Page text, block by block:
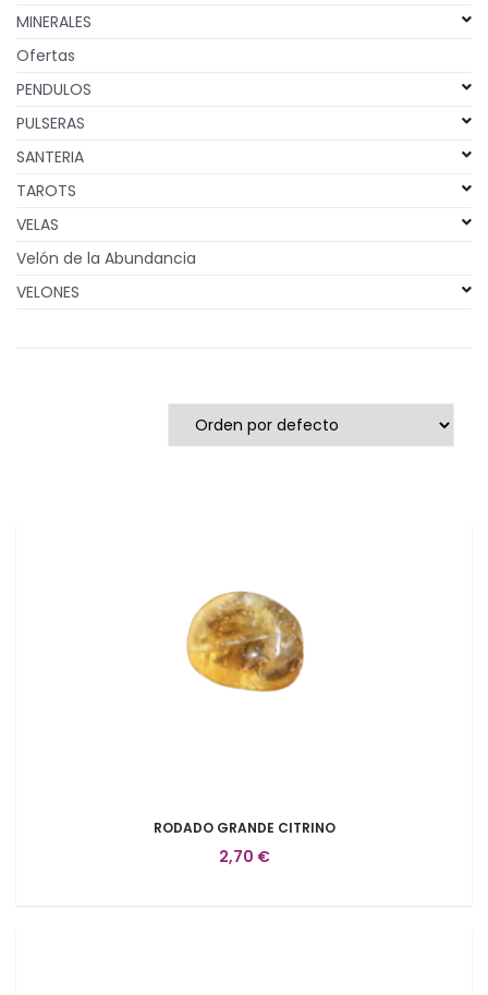
MINERALES
Ofertas
PENDULOS
PULSERAS
SANTERIA
TAROTS
VELAS
Velón de la Abundancia
VELONES
RODADO GRANDE CITRINO
2,70 €